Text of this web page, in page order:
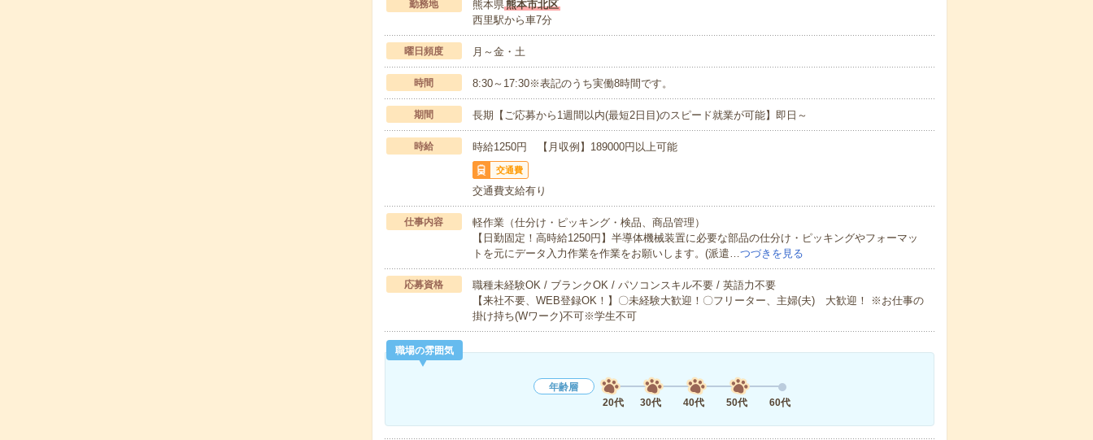
勤務地 熊本県熊本市北区
西里駅から車7分
曜日頻度 月～金・土
時間 8:30～17:30※表記のうち実働8時間です。
期間 長期【ご応募から1週間以内(最短2日目)のスピード就業が可能】即日～
時給 時給1250円 【月収例】189000円以上可能
交通費
交通費支給有り
仕事内容
軽作業（仕分け・ピッキング・検品、商品管理）
【日勤固定！高時給1250円】半導体機械装置に必要な部品の仕分け・ピッキングやフォーマッ
トを元にデータ入力作業を作業をお願いします。(派遣… つづきを見る
応募資格
職種未経験OK / ブランクOK / パソコンスキル不要 / 英語力不要
【来社不要、WEB登録OK！】〇未経験大歓迎！〇フリーター、主婦(夫) 大歓迎！ ※お仕事の
掛け持ち(Wワーク)不可※学生不可
職場の雰囲気
年齢層
20代
30代 40代 50代 60代